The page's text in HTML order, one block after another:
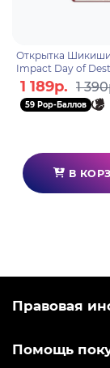
Открытка
Impact Day of
Glass Bordered
6942630806352
1 189р. 1
59 Pop-Баллов
В
Правовая
Помощь